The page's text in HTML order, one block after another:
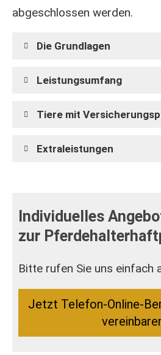
abgeschlossen werden.
Die Grundlagen
Leistungsumfang
Tiere mit
Extraleistungen
Individuelles
zur
Bitte rufen Sie uns einfach
Jetzt Telefon-Online-